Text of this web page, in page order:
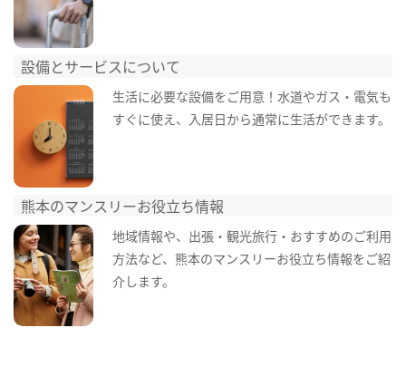
設備とサービスについて
生活に必要な設備をご用意！水道やガス・電気も
すぐに使え、入居日から通常に生活ができます。
熊本のマンスリーお役立ち情報
地域情報や、出張・観光旅行・おすすめのご利用
方法など、熊本のマンスリーお役立ち情報をご紹
介します。